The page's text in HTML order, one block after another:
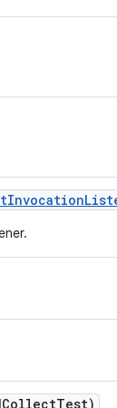
Invocation
CollectTest)